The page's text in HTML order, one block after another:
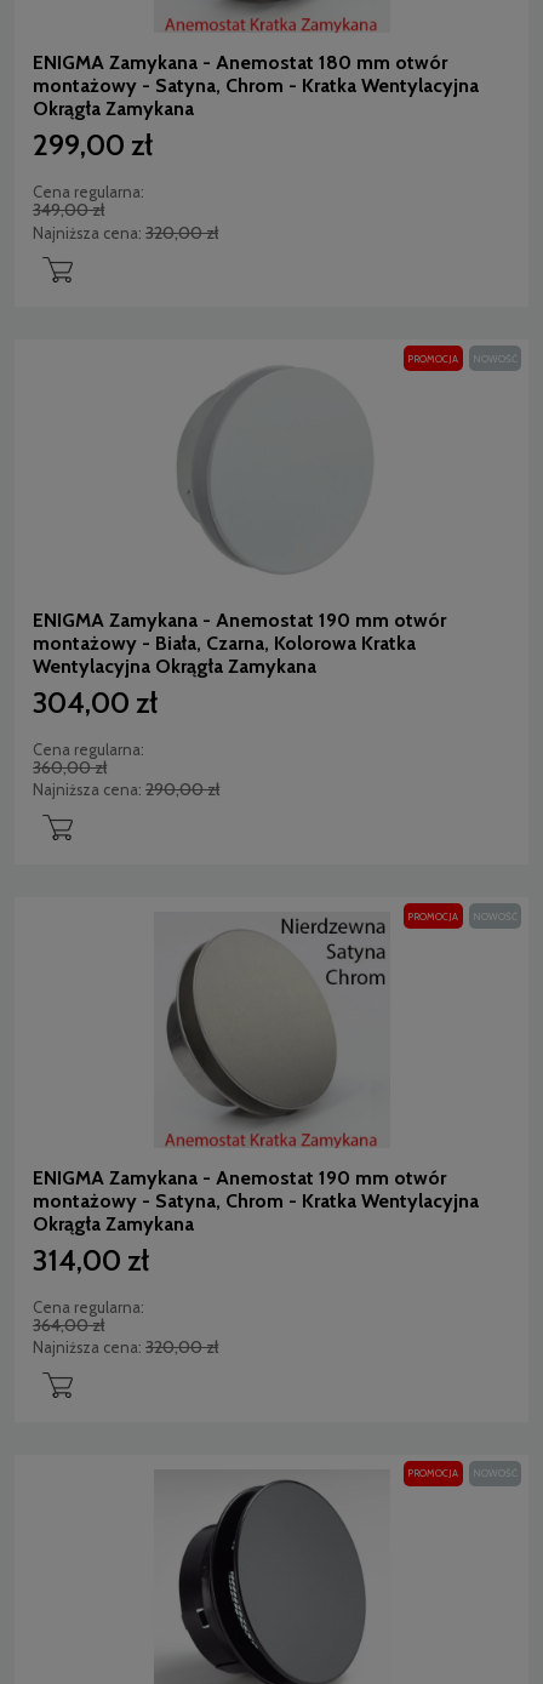
ENIGMA Zamykana - Anemostat 180 mm otwór
montażowy - Satyna, Chrom - Kratka Wentylacyjna
Okrągła Zamykana
299,00 zł
Cena regularna:
349,00 zł
Najniższa cena: 320,00 zł
ENIGMA Zamykana - Anemostat 190 mm otwór
montażowy - Biała, Czarna, Kolorowa Kratka
Wentylacyjna Okrągła Zamykana
304,00 zł
Cena regularna:
360,00 zł
Najniższa cena: 290,00 zł
PROMOCJA NOWOŚĆ
ENIGMA Zamykana - Anemostat 190 mm otwór
montażowy - Satyna, Chrom - Kratka Wentylacyjna
Okrągła Zamykana
314,00 zł
Cena regularna:
364,00 zł
Najniższa cena: 320,00 zł
PROMOCJA NOWOŚĆ
PROMOCJA NOWOŚĆ